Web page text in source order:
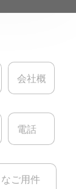
会
概
電